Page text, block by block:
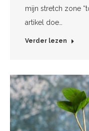
mijn stretch zone
artikel doe…
Verder lezen